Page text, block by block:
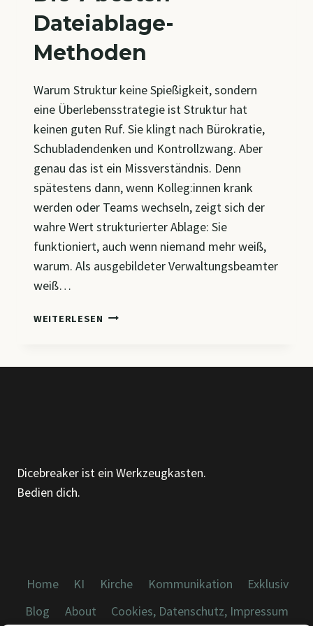
Dateiablage-
Methoden
Warum Struktur keine Spießigkeit, sondern
eine Überlebensstrategie ist Struktur hat
keinen guten Ruf. Sie klingt nach Bürokratie,
Schubladendenken und Kontrollzwang. Aber
genau das ist ein Missverständnis. Denn
spätestens dann, wenn Kolleg:innen krank
werden oder Teams wechseln, zeigt sich der
wahre Wert strukturierter Ablage: Sie
funktioniert, auch wenn niemand mehr weiß,
warum. Als ausgebildeter Verwaltungsbeamter
weiß…
WEITERLESEN DIE
Dicebreaker ist ein Werkzeugkasten.
Bedien dich.
Home KI Kirche Kommunikation
Exklusiv
Blog
About Cookies, Datenschutz, Impressum